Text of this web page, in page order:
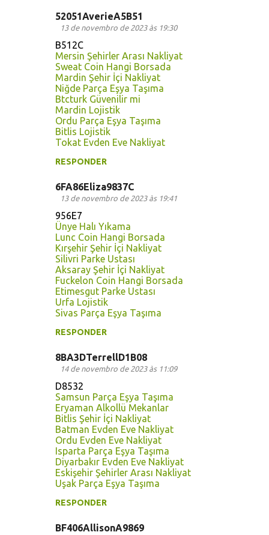
52051AverieA5B51
13 de novembro de 2023 às 19:30
B512C
Mersin Şehirler Arası Nakliyat
Sweat Coin Hangi Borsada
Mardin Şehir İçi Nakliyat
Niğde Parça Eşya Taşıma
Btcturk Güvenilir mi
Mardin Lojistik
Ordu Parça Eşya Taşıma
Bitlis Lojistik
Tokat Evden Eve Nakliyat
RESPONDER
6FA86Eliza9837C
13 de novembro de 2023 às 19:41
956E7
Ünye Halı Yıkama
Lunc Coin Hangi Borsada
Kırşehir Şehir İçi Nakliyat
Silivri Parke Ustası
Aksaray Şehir İçi Nakliyat
Fuckelon Coin Hangi Borsada
Etimesgut Parke Ustası
Urfa Lojistik
Sivas Parça Eşya Taşıma
RESPONDER
8BA3DTerrellD1B08
14 de novembro de 2023 às 11:09
D8532
Samsun Parça Eşya Taşıma
Eryaman Alkollü Mekanlar
Bitlis Şehir İçi Nakliyat
Batman Evden Eve Nakliyat
Ordu Evden Eve Nakliyat
Isparta Parça Eşya Taşıma
Diyarbakır Evden Eve Nakliyat
Eskişehir Şehirler Arası Nakliyat
Uşak Parça Eşya Taşıma
RESPONDER
BF406AllisonA9869